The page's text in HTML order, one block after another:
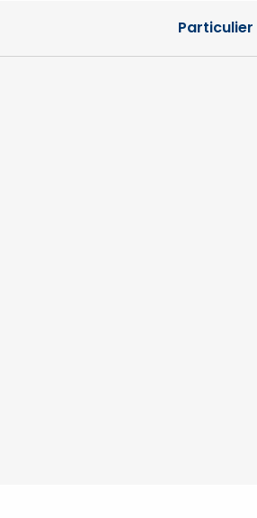
Particulier